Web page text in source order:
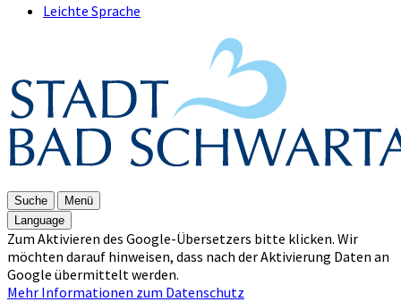
Leichte Sprache
Suche
Menü
Language
Zum Aktivieren des Google-Übersetzers bitte klicken. Wir
möchten darauf hinweisen, dass nach der Aktivierung Daten an
Google übermittelt werden.
Mehr Informationen zum Datenschutz